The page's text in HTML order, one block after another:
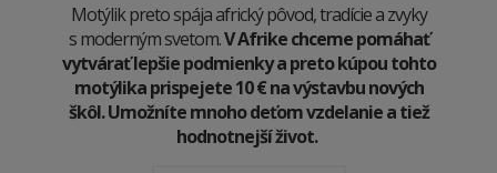
Motýlik preto spája africký pôvod, tradície a zvyky
s moderným svetom.V Afrike chceme pomáhať
vytvárať lepšie podmienky a preto kúpou tohto
motýlika prispejete 10€na výstavbu nových
škôl. Umožníte mnoho deťom vzdelanie a tiež
hodnotnejší život.